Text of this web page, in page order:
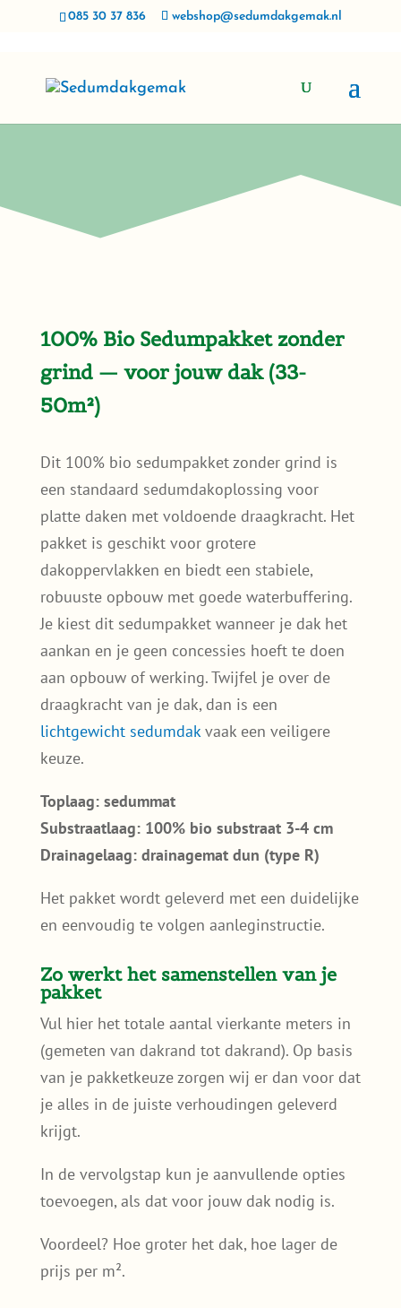
085 30 37 836 webshop@sedumdakgemak.nl
100% Bio Sedumpakket zonder
grind — voor jouw dak (33-
50m²)
Dit 100% bio sedumpakket zonder grind is
een standaard sedumdakoplossing voor
platte daken met voldoende draagkracht. Het
pakket is geschikt voor grotere
dakoppervlakken en biedt een stabiele,
robuuste opbouw met goede waterbuffering.
Je kiest dit sedumpakket wanneer je dak het
aankan en je geen concessies hoeft te doen
aan opbouw of werking. Twijfel je over de
draagkracht van je dak, dan is een
lichtgewicht sedumdakvaak een veiligere
keuze.
Toplaag: sedummat
Substraatlaag: 100% bio substraat 3-4 cm
Drainagelaag: drainagemat dun (type R)
Het pakket wordt geleverd met een duidelijke
en eenvoudig te volgen aanleginstructie.
Zo werkt het samenstellen van je
pakket
Vul hier het totale aantal vierkante meters in
(gemeten van dakrand tot dakrand). Op basis
van je pakketkeuze zorgen wij er dan voor dat
je alles in de juiste verhoudingen geleverd
krijgt.
In de vervolgstap kun je aanvullende opties
toevoegen, als dat voor jouw dak nodig is.
Voordeel? Hoe groter het dak, hoe lager de
prijs per m².